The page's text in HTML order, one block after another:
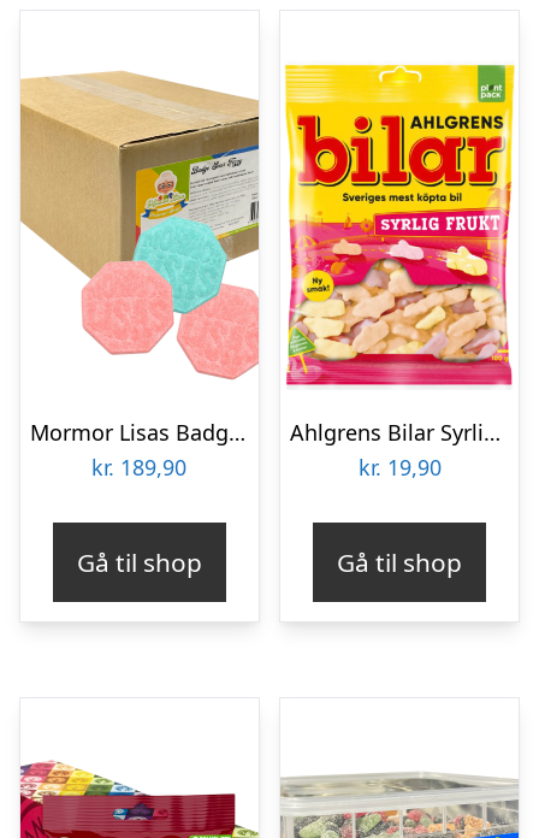
Mormor Lisas Badge Sour Fizzy Økonomipakke – 2 kg
kr. 189,90
Gå til shop
Ahlgrens Bilar Syrlig Frugt – 100 g
kr. 19,90
Gå til shop